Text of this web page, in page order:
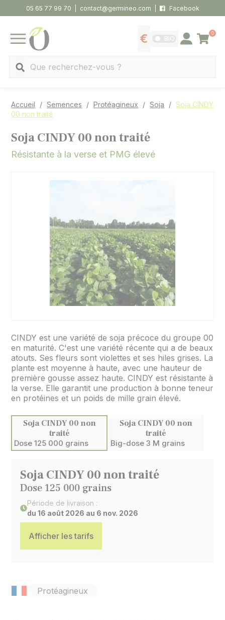
05 65 77 99 70 contact@germineo.com Facebook
MENU
Afficher les tarifs
BIO Se connecter
0
Panier
Accueil Semences Protéagineux Soja
Soja CINDY
00 non traité
Soja CINDY 00 non traité
Résistante à la verse et PMG élevé
CINDY est une variété de soja précoce du groupe 00
en maturité. C'est une variété récente qui a de beaux
atouts. Ses fleurs sont violettes et ses hiles grises. La
plante est moyenne à haute, avec une hauteur de
première gousse assez haute. CINDY est résistante à
la verse. Elle garantit une production à bonne teneur
en protéines et un poids de mille grain élevé.
Soja CINDY 00 non
traité
Dose 125 000 grains
Soja CINDY 00 non
traité
Big-dose 3 M grains
Soja CINDY 00 non traité
Dose 125 000 grains
Période de livraison :
du 16 août 2026 au 6 nov. 2026
Afficher les tarifs
Protéagineux
Panneau de gestion des cookies